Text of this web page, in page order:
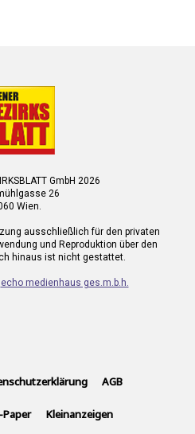
GmbH 2026
26
Wien.
ausschließlich für den privaten
und Reproduktion über den
hinaus ist nicht gestattet.
echo medienhaus ges.m.b.h.
AGB
Paper Kleinanzeigen